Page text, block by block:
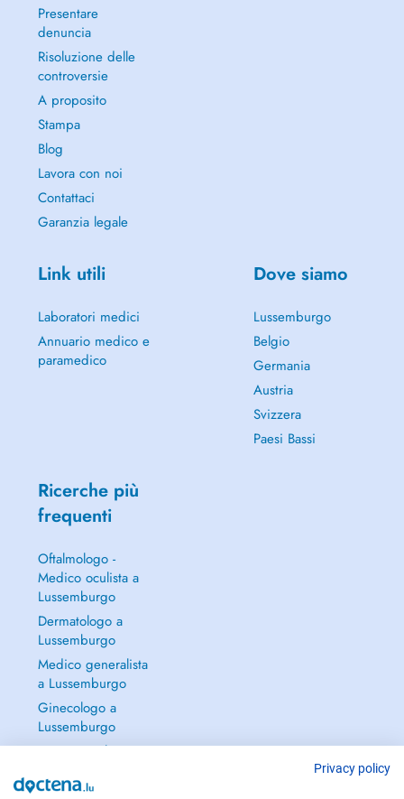
Presentare
denuncia
Risoluzione delle
controversie
A proposito
Stampa
Blog
Lavora con noi
Contattaci
Garanzia legale
Link utili
Laboratori medici
Annuario medico e
paramedico
Dove siamo
Lussemburgo
Belgio
Germania
Austria
Svizzera
Paesi Bassi
Ricerche più
frequenti
Oftalmologo -
Medico oculista a
Lussemburgo
Dermatologo a
Lussemburgo
Medico generalista
a Lussemburgo
Ginecologo a
Lussemburgo
Continua a leggere
Privacy policy